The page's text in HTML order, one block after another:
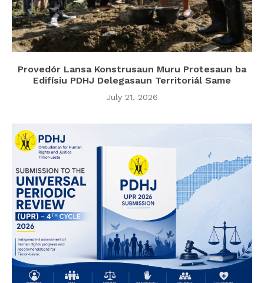
Provedór Lansa Konstrusaun Muru Protesaun ba
Edifísiu PDHJ Delegasaun Territoriál Same
July 21, 2026